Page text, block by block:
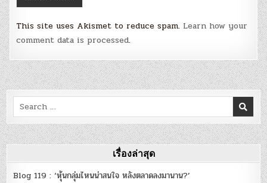
This site uses Akismet to reduce spam. Learn how your
comment data is processed.
Search
for:
เรื่องล่าสุด
Blog 119 : ‘หุ้นกลุ่มไหนน่าสนใจ หลังตลาดลงมานาน?’